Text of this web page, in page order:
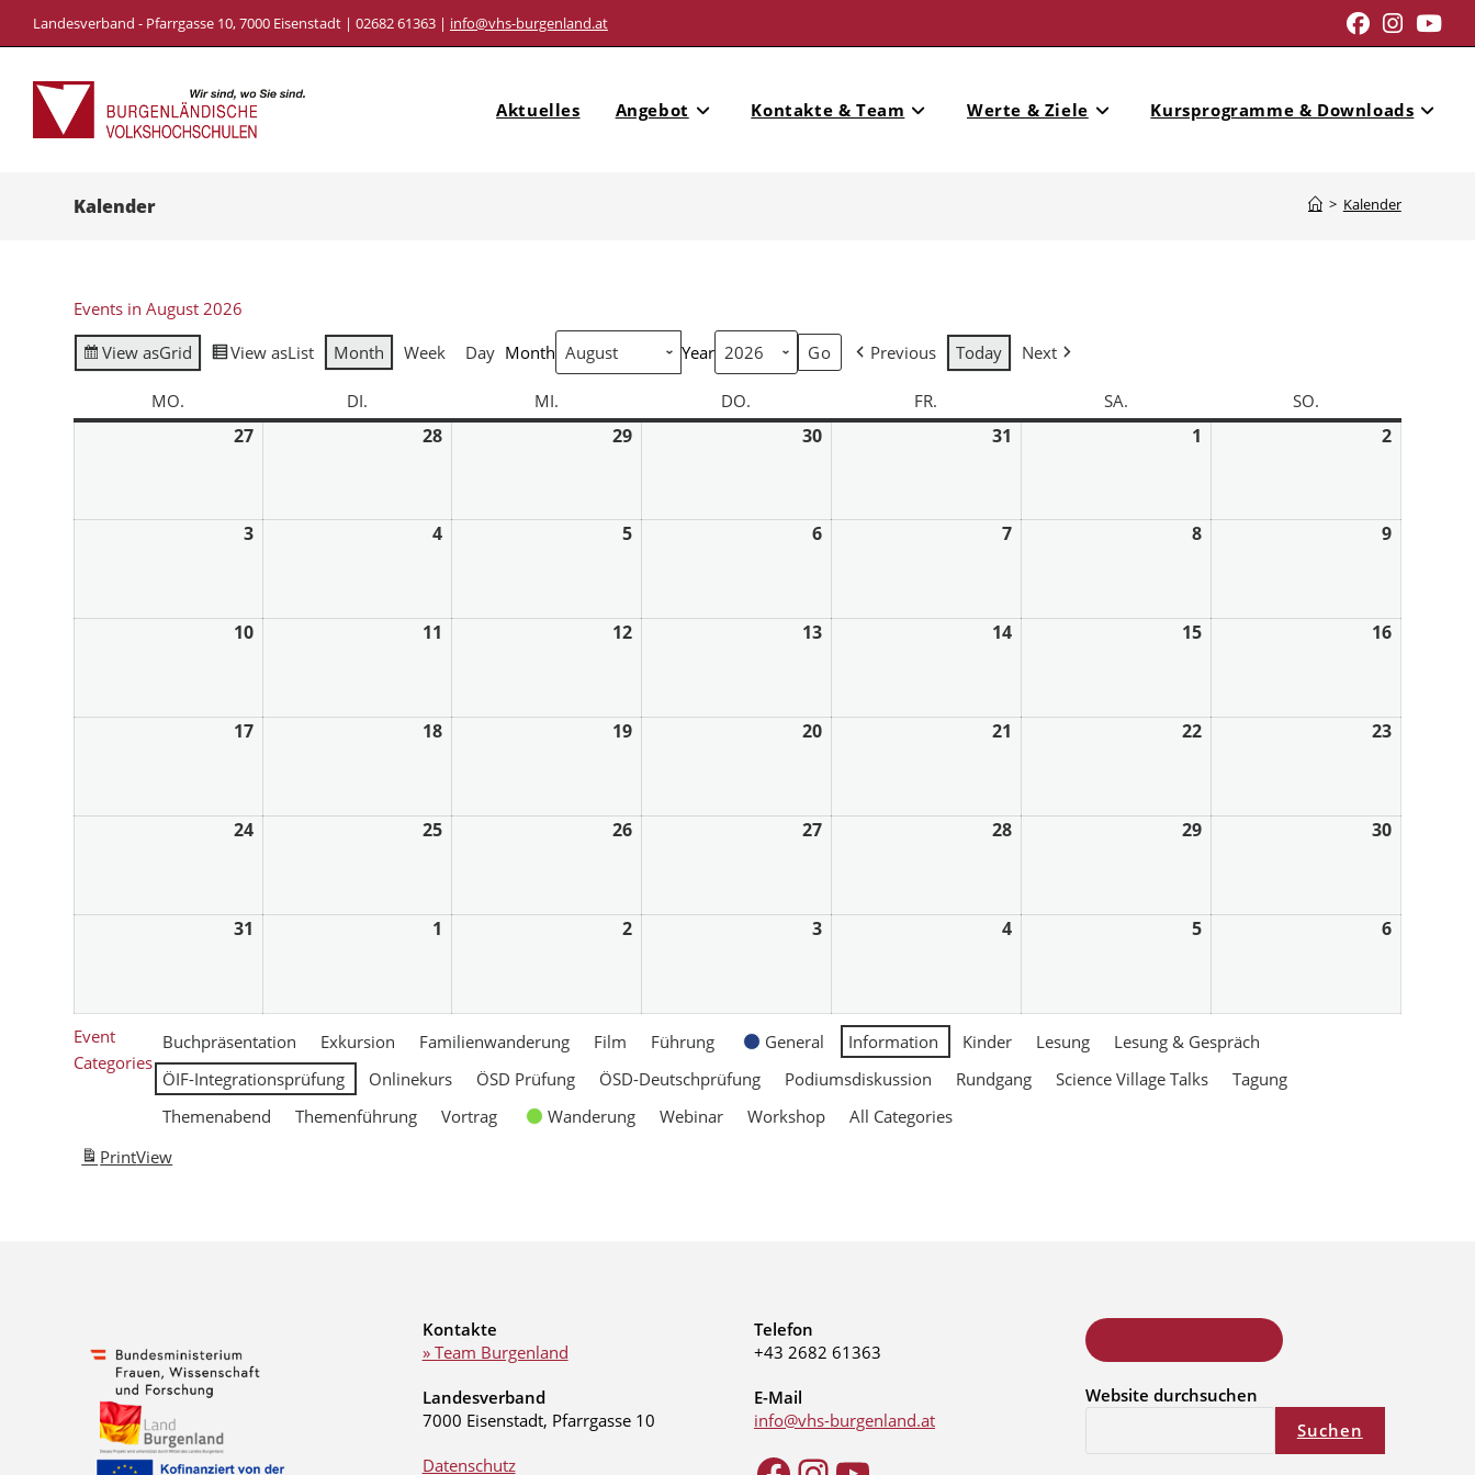
Landesverband - Pfarrgasse 10, 7000 Eisenstadt | 02682 61363 | info@vhs-burgenland.at
Aktuelles Angebot Kontakte & Team Werte & Ziele Kursprogramme & Downloads
Kalender > Kalender
Events in August 2026
View asGrid View asList Month Week Day Month Year Previous Today Next
MO. DI. MI. DO. FR. SA. SO.
27 28 29 30 31 1 2
3 4 5 6 7 8 9
10 11 12 13 14 15 16
17 18 19 20 21 22 23
24 25 26 27 28 29 30
31 1 2 3 4 5 6
Event
Categories
Buchpräsentation Exkursion Familienwanderung Film Führung General Information Kinder Lesung
Lesung & Gespräch
ÖIF-Integrationsprüfung
Onlinekurs ÖSD Prüfung ÖSD-Deutschprüfung Podiumsdiskussion Rundgang Science Village Talks
Tagung
Themenabend
Themenführung Vortrag Wanderung Webinar Workshop
All Categories
PrintView
Kontakte
» Team Burgenland
Landesverband
7000 Eisenstadt, Pfarrgasse 10
Datenschutz
Telefon
+43 2682 61363
E-Mail
info@vhs-burgenland.at
Website durchsuchen
Suchen